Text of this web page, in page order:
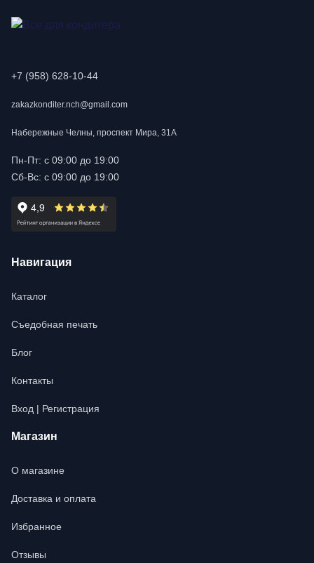
+7 (958) 628-10-44
zakazkonditer.nch@gmail.com
Набережные Челны, проспект Мира, 31А
Пн-Пт: с 09:00 до 19:00
Сб-Вс: с 09:00 до 19:00
Навигация
Каталог
Съедобная печать
Блог
Контакты
Вход | Регистрация
Магазин
О магазине
Доставка и оплата
Избранное
Отзывы